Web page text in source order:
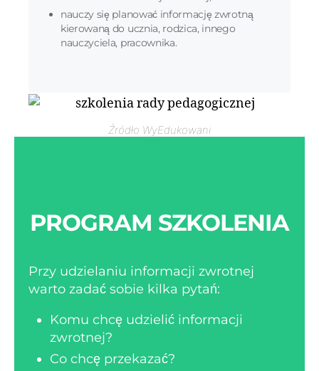
nauczy się planować informację zwrotną
kierowaną do ucznia, rodzica, innego
nauczyciela, pracownika.
Źródło WyEdukowani
PROGRAM SZKOLENIA
Przy udzielaniu informacji zwrotnej
warto zadać sobie kilka pytań:
Komu chcę udzielić informacji
zwrotnej?
Co chcę przekazać?